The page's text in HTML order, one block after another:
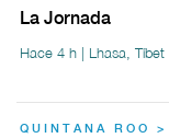
La Jornada
Hace 4 h | Lhasa, Tíbet
QUINTANA ROO >